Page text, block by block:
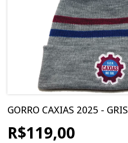
GORRO CAXIAS 2025 - GRIS
R$119,00